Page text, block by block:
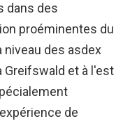
dans des
proéminentes du
niveau des asdex
Greifswald et à l'est
de